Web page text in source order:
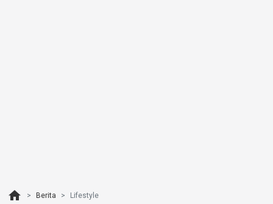
home Berita Lifestyle